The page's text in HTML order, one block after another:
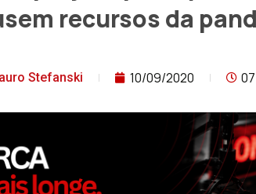
recursos da
Stefanski 10/09/2020